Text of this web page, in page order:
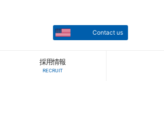
Contact us
採用情報
RECRUIT